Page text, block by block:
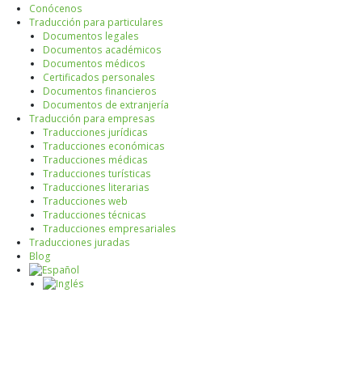
Conócenos
Traducción para particulares
Documentos legales
Documentos académicos
Documentos médicos
Certificados personales
Documentos financieros
Documentos de extranjería
Traducción para empresas
Traducciones jurídicas
Traducciones económicas
Traducciones médicas
Traducciones turísticas
Traducciones literarias
Traducciones web
Traducciones técnicas
Traducciones empresariales
Traducciones juradas
Blog